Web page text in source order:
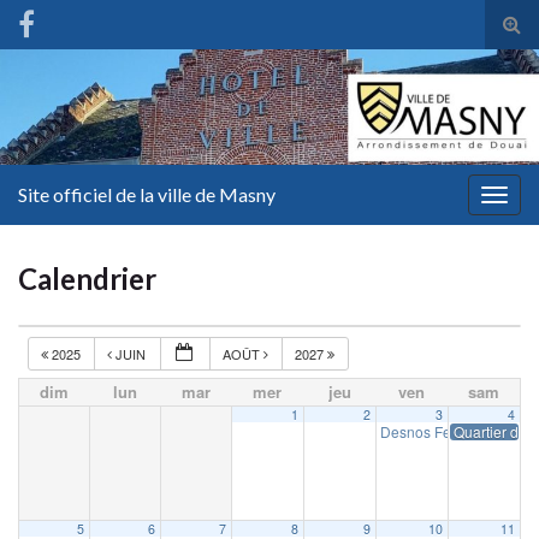
Site officiel de la ville de Masny
Calendrier
2025 JUIN AOÛT 2027
dim lun mar mer jeu ven sam
1 2 3
Desnos Fest19 h 00 min
4
Quartier
5 6 7 8 9 10 11